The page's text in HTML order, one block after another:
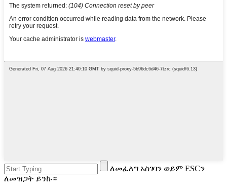
ለመፈለግ አስገባን ወይም ESCን
ለመዝጋት ይንኩ።